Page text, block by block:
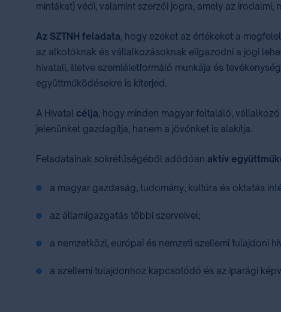
mintákat) védi, valamint szerzői jogra, amely az
Az SZTNH feladata, hogy ezeket az értékeket a
az alkotóknak és vállalkozásoknak eligazodni a jogi
hivatali, illetve szemléletformáló munkája és
együttműködésekre is kiterjed.
A Hivatal célja, hogy minden magyar feltaláló,
jelenünket gazdagítja, hanem a jövőnket is alakítja.
Feladatainak sokrétűségéből adódóan aktív
a magyar gazdaság, tudomány, kultúra és oktatás
az államigazgatás többi szerveivel;
a nemzetközi, európai és nemzeti szellemi tulajdoni
a szellemi tulajdonhoz kapcsolódó és az iparági